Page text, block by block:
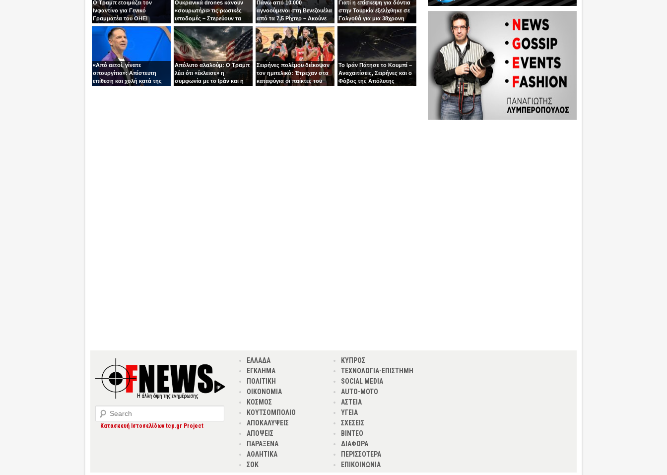
Ο Τραμπ ετοιμάζει τον
Ινφαντίνο για Γενικό
Γραμματέα του ΟΗΕ!
Ουκρανικά drones κάνουν
«σουρωτήρι» τις ρωσικές
υποδομές – Στερεύουν τα
καύσιμα του Πούτιν
Πάνω από 10.000
αγνοούμενοι στη Βενεζουέλα
από τα 7,5 Ρίχτερ – Ακούνε
φωνές κάτω από τα
συντρίμμια
Γιατί η επίσκεψη για δόντια
στην Τουρκία εξελίχθηκε σε
Γολγοθά για μια 38χρονη
μητέρα
«Από αετοί, γίνατε
σπουργίτια»: Απίστευτη
επίθεση και χολή κατά της
Απόλυτο αλαλούμ: Ο Τραμπ
λέει ότι «έκλεισε» η
συμφωνία με το Ιράν και η
Σειρήνες πολέμου διέκοψαν
τον ημιτελικό: Έτρεχαν στα
καταφύγια οι παίκτες του
Το Ιράν Πάτησε το Κουμπί –
Αναχαιτίσεις, Σειρήνες και ο
Φόβος της Απόλυτης
Search
Κατασκευή Ιστοσελίδων tcp.gr Project
ΕΛΛΑΔΑ
ΕΓΚΛΗΜΑ
ΠΟΛΙΤΙΚΗ
ΟΙΚΟΝΟΜΙΑ
ΚΟΣΜΟΣ
ΚΟΥΤΣΟΜΠΟΛΙΟ
ΑΠΟΚΑΛΥΨΕΙΣ
ΑΠΟΨΕΙΣ
ΠΑΡΑΞΕΝΑ
ΑΘΛΗΤΙΚΑ
ΣΟΚ
ΚΥΠΡΟΣ
ΤΕΧΝΟΛΟΓΙΑ-ΕΠΙΣΤΗΜΗ
SOCIAL MEDIA
AUTO-MOTO
ΑΣΤΕΙΑ
ΥΓΕΙΑ
ΣΧΕΣΕΙΣ
ΒΙΝΤΕΟ
ΔΙΑΦΟΡΑ
ΠΕΡΙΣΣΟΤΕΡΑ
ΕΠΙΚΟΙΝΩΝΙΑ